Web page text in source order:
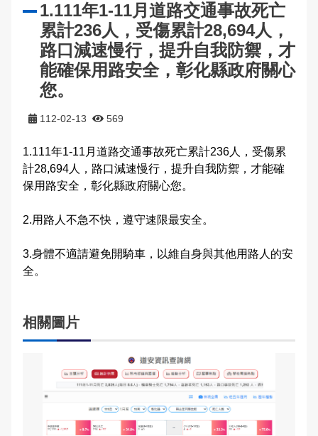
轄區概況
轄區派出所
公開徵信專區
RSS訊息中心
交通安全宣導
婦幼宣導
保防宣導
廉政指引
政府資訊公開
申辦資訊
常見問答
防空疏散避難專區
民意廣場
分局長信箱
問卷調查
警民交流留言板
交通違規檢舉
影音出版品
活動相簿
影音多媒體
相關連結
雙語詞彙
本局信箱
1.111年1-11月道路交通事故死亡
累計236人，受傷累計28,694人，
路口減速慢行，提升自我防禦，才
能確保用路安全，彰化縣政府關心
您。
112-02-13 569
1.111年1-11月道路交通事故死亡累計236人，受傷累
計28,694人，路口減速慢行，提升自我防禦，才能確
保用路安全，彰化縣政府關心您。
2.用路人不急不快，遵守速限最安全。
3.身體不適請避免開騎車，以維自身與其他用路人的安
全。
相關圖片